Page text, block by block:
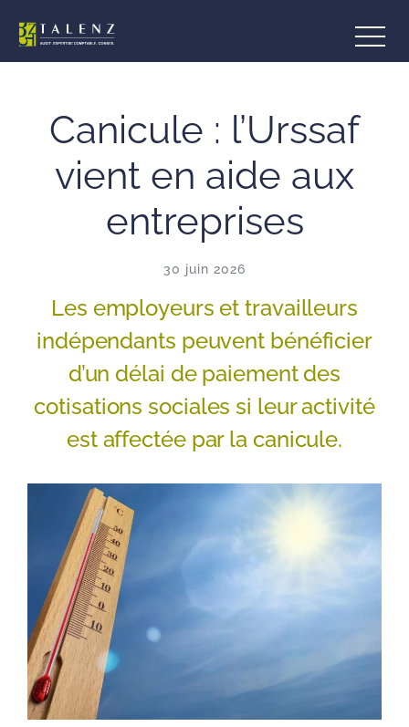
contenu
Canicule : l’Urssaf
vient en aide aux
entreprises
30 juin 2026
Les employeurs et travailleurs
indépendants peuvent bénéficier
d’un délai de paiement des
cotisations sociales si leur activité
est affectée par la canicule.